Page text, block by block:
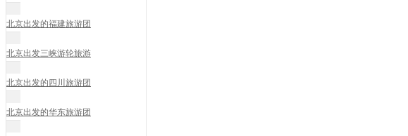
北京出发的福建旅游团
北京出发三峡游轮旅游
北京出发的四川旅游团
北京出发的华东旅游团